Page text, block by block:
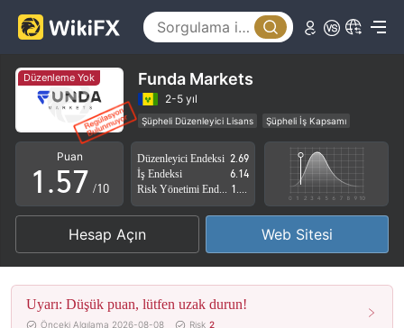
Düzenleme Yok Funda Markets
2-5 yıl
Şüpheli Düzenleyici Lisans
Şüpheli İş Kapsamı
Yüksek düzeyde potansiyel risk
Puan
0
1
2
3
4
.
1
2
3
4
5
6
7
8
3
4
5
6
7
8
9
/10
Düzenleyici Endeksi 2.69
İş Endeksi
6.14
Hesap Açın Web Sitesi
Uyarı: Düşük puan, lütfen uzak durun!
Önceki Algılama 2026-08-08 Risk 2